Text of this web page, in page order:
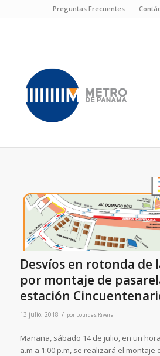
Preguntas Frecuentes
Desvíos en rotonda de
por montaje de
estación
13 julio, 2018 / por Lourdes Rivera
Mañana, sábado 14 de julio, en un
a.m a 1:00 p.m, se realizará el